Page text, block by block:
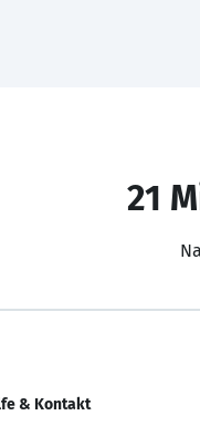
21
& Kontakt